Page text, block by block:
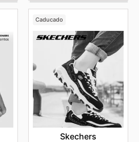
Caducado
Skechers